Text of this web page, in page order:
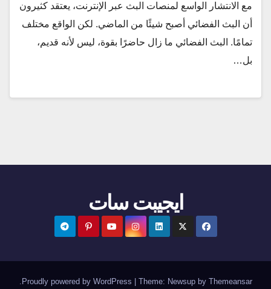
مع الانتشار الواسع لمنصات البث عبر الإنترنت، يعتقد كثيرون
أن البث الفضائي أصبح شيئًا من الماضي. لكن الواقع مختلف
تمامًا. البث الفضائي ما زال حاضرًا بقوة، ليس لأنه قديم،
بل…
ايجيبت سات
Proudly powered by WordPress Theme: Newsupby Themeansar